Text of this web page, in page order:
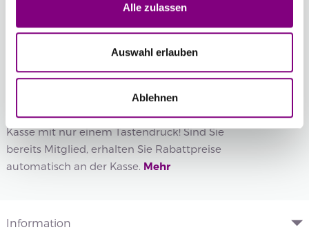
Alle zulassen
Auswahl erlauben
Ablehnen
IN DEN WARENKORB
Wie werde ich Mitglied?
Mitglied werden Sie ganz einfach an der
Kasse mit nur einem Tastendruck! Sind Sie
bereits Mitglied, erhalten Sie Rabattpreise
automatisch an der Kasse. Mehr
Information